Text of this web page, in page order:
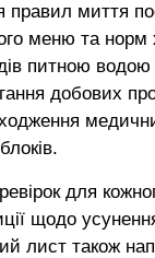
правил миття
меню та норм
питною водою
добових
для
щодо
лист також